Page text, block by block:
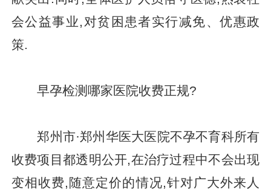
会公益事业,对贫困患者实行减免、优惠政
策.
早孕检测哪家医院收费正规?
郑州市·郑州华医大医院不孕不育科所有
收费项目都透明公开,在治疗过程中不会出现
变相收费,随意定价的情况,针对广大外来人